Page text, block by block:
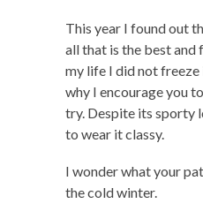
This year I found out
all that is the best
my life I did not freeze
why I encourage you
try. Despite its sporty
to wear it classy.
I wonder what your
the cold winter.